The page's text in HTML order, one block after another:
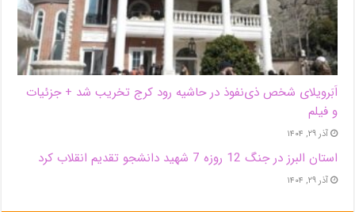
اَبَر‌ویلای شخص ذی‌نفوذ در حاشیه‌ رود کرج تخریب شد + جزئیات
و فیلم
آذر ۲۹, ۱۴۰۴
استان البرز در جنگ 12 روزه 7 شهید دانشجو تقدیم انقلاب کرد
آذر ۲۹, ۱۴۰۴